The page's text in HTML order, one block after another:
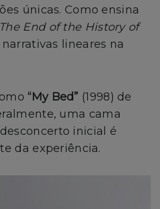
únicas. Como ensina
End of the History of
lineares na
“My Bed” (1998) de
uma cama
inicial é
da experiência.